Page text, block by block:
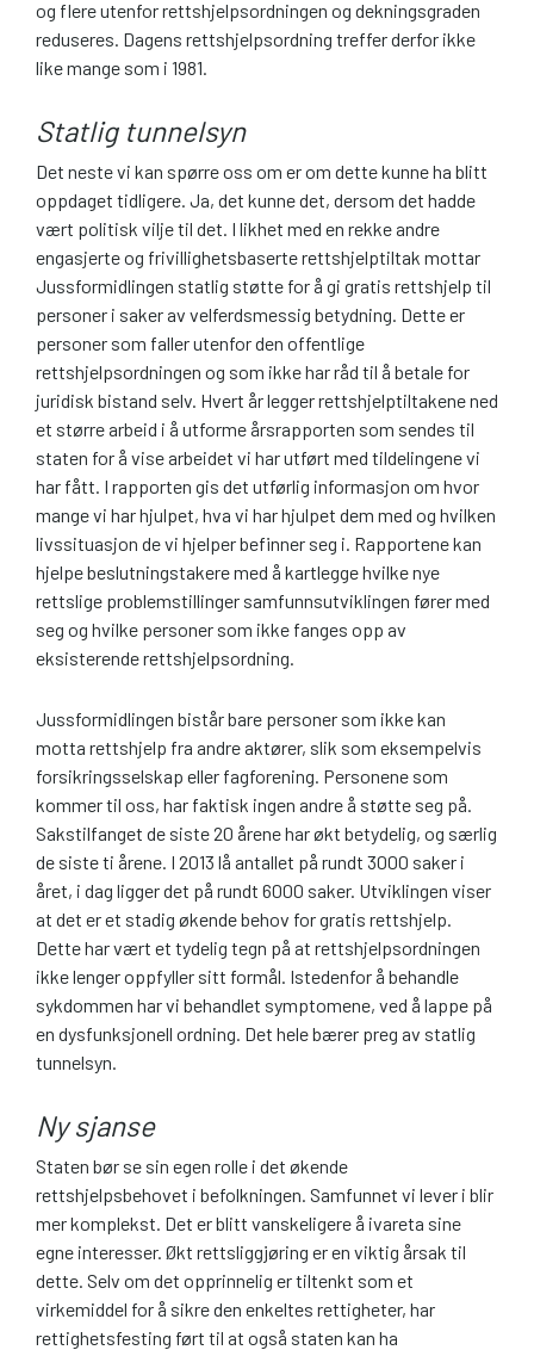
og flere utenfor rettshjelpsordningen og dekningsgraden
reduseres. Dagens rettshjelpsordning treffer derfor ikke
like mange som i 1981.
Statlig tunnelsyn
Det neste vi kan spørre oss om er om dette kunne ha blitt
oppdaget tidligere. Ja, det kunne det, dersom det hadde
vært politisk vilje til det. I likhet med en rekke andre
engasjerte og frivillighetsbaserte rettshjelptiltak mottar
Jussformidlingen statlig støtte for å gi gratis rettshjelp til
personer i saker av velferdsmessig betydning. Dette er
personer som faller utenfor den offentlige
rettshjelpsordningen og som ikke har råd til å betale for
juridisk bistand selv. Hvert år legger rettshjelptiltakene ned
et større arbeid i å utforme årsrapporten som sendes til
staten for å vise arbeidet vi har utført med tildelingene vi
har fått. I rapporten gis det utførlig informasjon om hvor
mange vi har hjulpet, hva vi har hjulpet dem med og hvilken
livssituasjon de vi hjelper befinner seg i. Rapportene kan
hjelpe beslutningstakere med å kartlegge hvilke nye
rettslige problemstillinger samfunnsutviklingen fører med
seg og hvilke personer som ikke fanges opp av
eksisterende rettshjelpsordning.
Jussformidlingen bistår bare personer som ikke kan
motta rettshjelp fra andre aktører, slik som eksempelvis
forsikringsselskap eller fagforening. Personene som
kommer til oss, har faktisk ingen andre å støtte seg på.
Sakstilfanget de siste 20 årene har økt betydelig, og særlig
de siste ti årene. I 2013 lå antallet på rundt 3000 saker i
året, i dag ligger det på rundt 6000 saker. Utviklingen viser
at det er et stadig økende behov for gratis rettshjelp.
Dette har vært et tydelig tegn på at rettshjelpsordningen
ikke lenger oppfyller sitt formål. Istedenfor å behandle
sykdommen har vi behandlet symptomene, ved å lappe på
en dysfunksjonell ordning. Det hele bærer preg av statlig
tunnelsyn.
Ny sjanse
Staten bør se sin egen rolle i det økende
rettshjelpsbehovet i befolkningen. Samfunnet vi lever i blir
mer komplekst. Det er blitt vanskeligere å ivareta sine
egne interesser. Økt rettsliggjøring er en viktig årsak til
dette. Selv om det opprinnelig er tiltenkt som et
virkemiddel for å sikre den enkeltes rettigheter, har
rettighetsfesting ført til at også staten kan ha